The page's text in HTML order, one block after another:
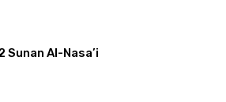
Sunan Al-Nasa’i